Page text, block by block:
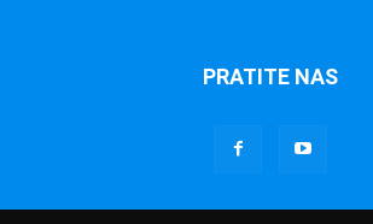
PRATITE NAS